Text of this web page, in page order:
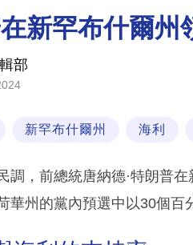
新罕布什爾州
部
新罕布什爾州 海利
調，前總統唐納德·特朗普
華州的黨內預選中以30個百